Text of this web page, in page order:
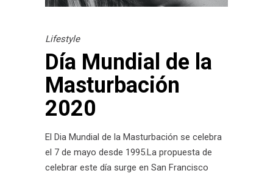
Lifestyle
Día Mundial de la
Masturbación
2020
El Dia Mundial de la Masturbación se celebra
el 7 de mayo desde 1995.La propuesta de
celebrar este día surge en San Francisco